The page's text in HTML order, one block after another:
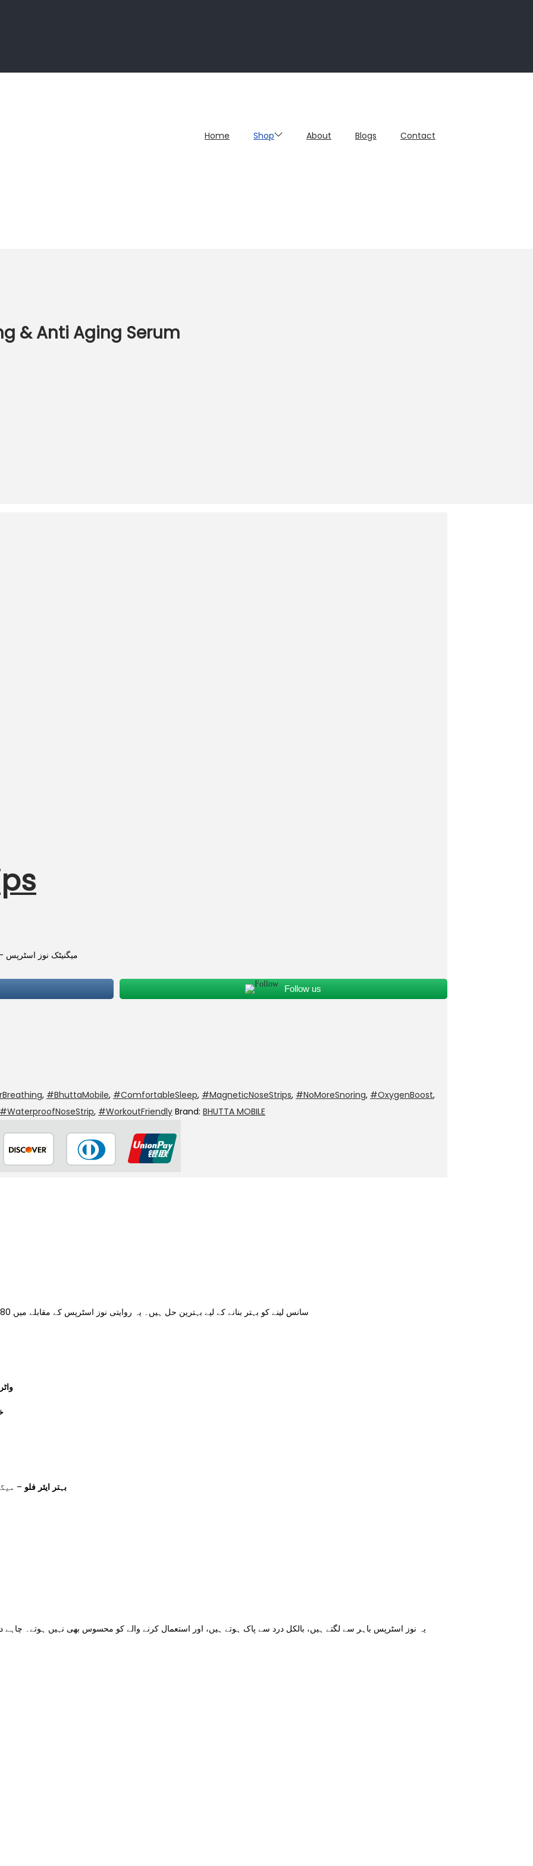
Home Shop About Blogs Contact
& Anti Aging Serum
میگنیٹک نوز اسٹرپس – 80% بہتر سانس، کم خرّاٹے، واٹر پروف، درد سے پاک، نیند میں بہتری
Follow us
, #BhuttaMobile, #ComfortableSleep, #MagneticNoseStrips, #NoMoreSnoring, #OxygenBoost,
#WaterproofNoseStrip, #WorkoutFriendly Brand: BHUTTA MOBILE
سانس لینے کو بہتر بنانے کے لیے بہترین حل ہیں۔ یہ روایتی نوز اسٹرپس کے مقابلے میں 80% زیادہ مؤثر ہیں۔
بہتر ایئر فلو –
یہ نوز اسٹرپس باہر سے لگتے ہیں، بالکل درد سے پاک ہوتے ہیں، اور استعمال کرنے والے کو محسوس بھی نہیں ہوتے۔ چاہے